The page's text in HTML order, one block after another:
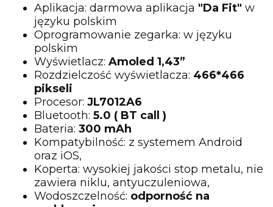
Aplikacja: darmowa aplikacja "Da Fit" w
języku polskim
Oprogramowanie zegarka: w języku
polskim
Wyświetlacz: Amoled 1,43”
Rozdzielczość wyświetlacza: 466*466
pikseli
Procesor: JL7012A6
Bluetooth: 5.0 ( BT call )
Bateria: 300 mAh
Kompatybilność: z systemem Android
oraz iOS,
Koperta: wysokiej jakości stop metalu, nie
zawiera niklu, antyuczuleniowa,
Wodoszczelność: odporność na